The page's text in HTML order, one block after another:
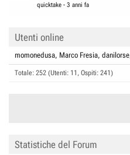
quicktake -3 anni fa
Utenti online
momonedusa Marco Fresia danilorse
Totale: 252 (Utenti: 11, Ospiti: 241)
Statistiche del Forum